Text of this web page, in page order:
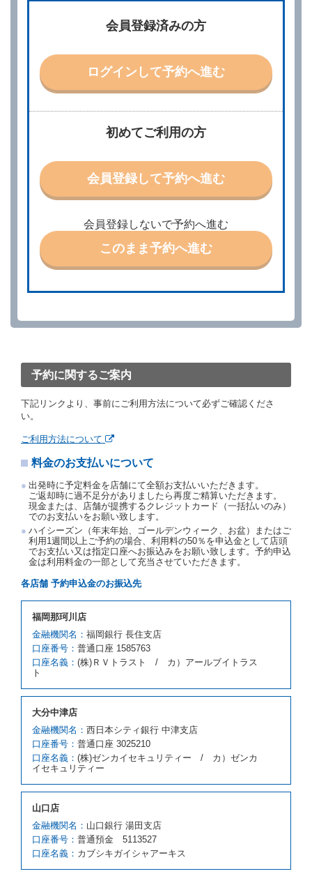
別に定める料金表等に同意のうえ、別に定める方法に
他の借受条件（以下「借受条件」といいます。）を明
示して予約の申込みを行うことができます。なお、当
社は、電話連絡並びに電子メールによる予約に応じま
責任を負わないものとします。
当社は、借受人から予約の申込みがあったときは、原
則として、当社の保有するレンタカーの範囲内で予約
特に認める場合を除き、別に定める予約申込金を支払
うものとします。
第３条（予約の変更）
ときは、あらかじめ当社の承諾を受けなければならな
いものとします。
第４条（予約の取消し等）
ができます。
を１時間以上経過してもレンタカー貸渡契約（以下
約取消手数料を当社に支払うものとし、当社は、この
予約取消手数料の支払いがあったときは、受領済の予
約申込金を借受人に返還するものとします。
当社の都合により、予約が取り消されたとき、又は貸
約申込金を返還するものとします。
若しくは当社のいずれの責にもよらない事由により貸
たものとします。この場合、当社は受領済の予約申込
金を返還するものとします。
第５条（代替レンタカー）
当社は、借受人から予約のあった車種クラスのレンタ
カーを貸し渡すことができないときは、予約と異なる
車種クラスのレンタカー（以下「代替レンタカー」と
いいます。）の貸渡しを申し入れることができるもの
とします。
借受人が前項の申入れを承諾したときは、当社は車種
クラスを除き予約時と同一の借受条件でレンタカー提
携先の代替レンタカーを貸し渡すものとします。な
お、代替レンタカーの貸渡料金が予約された車種クラ
スの貸渡料金より高くなるときは、予約した車種クラ
スの貸渡料金によるものとし、予約された車種クラス
の車種クラスの貸渡料金によるものとします。
借受人は、第１項の代替レンタカーの貸渡しの申入れ
を拒絶し、予約を取り消すことができるものとしま
す。
前項の場合、第１項の貸渡しをすることができない原
因が、当社の責に帰する事由によるときには第４条第
４項の予約の取消しとして取り扱い、当社は受領済の
予約申込金を返還するものとします。
原因が、当社の責に帰さない事由による時には第４条
第５項の予約の取消しとして取り扱い、当社は受領済
の予約申込金を返還するものとします。
第６条（免責）
初めてご利用の方
会員登録して予約へ進む
会員登録しないで予約へ進む
このまま予約へ進む
会員登録済みの方
ログインして予約へ進む
予約に関するご案内
下記リンクより、事前にご利用方法について必ずご確認くださ
い。
ご利用方法について
料金のお支払いについて
出発時に予定料金を店舗にて全額お支払いいただきます。
ご返却時に過不足分がありましたら再度ご精算いただきます。
現金または、店舗が提携するクレジットカード（一括払いのみ）
でのお支払いをお願い致します。
ハイシーズン（年末年始、ゴールデンウィーク、お盆）またはご
利用1週間以上ご予約の場合、利用料の50％を申込金として店頭
でお支払い又は指定口座へお振込みをお願い致します。予約申込
金は利用料金の一部として充当させていただきます。
各店舗 予約申込金のお振込先
福岡那珂川店
金融機関名： 福岡銀行 長住支店
口座番号： 普通口座 1585763
口座名義： (株)ＲＶトラスト / カ）アールブイトラス
ト
大分中津店
金融機関名： 西日本シティ銀行 中津支店
口座番号： 普通口座 3025210
口座名義： (株)ゼンカイセキュリティー / カ）ゼンカ
イセキュリティー
山口店
金融機関名： 山口銀行 湯田支店
口座番号： 普通預金 5113527
口座名義： カブシキガイシャアーキス